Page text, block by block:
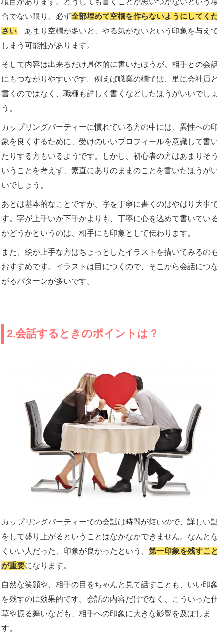
合でない限り、必ず全部埋めて空欄を作らないようにしてく
さい。あまり空欄が多いと、やる気がないという印象を与え
しまう可能性があります。
そして内容は出来るだけ具体的に書いたほうが、相手との会
にもつながりやすいです。例えば職業の欄では、単に会社員
書くのではなく、職種も詳しく書くなどしたほうがいいでし
う。
カップリングパーティーに慣れている方の中には、異性への
象を良くするために、受けのいいプロフィールを意識して書
たりする方もいるようです。しかし、初心者の方はあまりそ
いうことを考えず、素直にありのままのことを書いたほうが
いでしょう。
あとは基本的なことですが、字を丁寧に書くのはやはり大事
す。字が上手いか下手かよりも、丁寧に心を込めて書いてい
かどうかというのは、相手にも印象として伝わります。
また、絵が上手な方はちょっとしたイラストを描いてみるの
おすすめです。イラストは目につくので、そこから会話につ
がるパターンが多いです。
2.会話するときのポイントは？
カップリングパーティーでの会話は時間が短いので、詳しい
をして盛り上がるということはなかなかできません。なんと
くいい人だった、印象が良かったという、 第一印象を残すこ
が重要になります。
自然な笑顔や、相手の目をちゃんと見て話すことも、いい印
を残すのに効果的です。会話の内容だけでなく、こういった
草や振る舞いなども、相手への印象に大きな影響を及ぼしま
す。